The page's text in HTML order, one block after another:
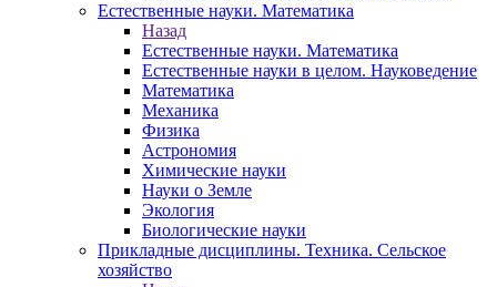
Естественные науки. Математика
Назад
Естественные науки. Математика
Естественные науки в целом. Науковедение
Математика
Механика
Физика
Астрономия
Химические науки
Науки о Земле
Экология
Биологические науки
Прикладные дисциплины. Техника. Сельское
хозяйство